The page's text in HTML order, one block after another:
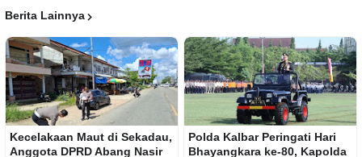
Berita Lainnya
Kecelakaan Maut di Sekadau,
Anggota DPRD Abang Nasir
Polda Kalbar Peringati Hari
Bhayangkara ke-80, Kapolda